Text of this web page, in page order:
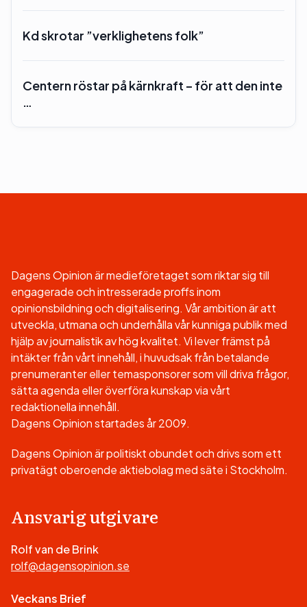
Kd skrotar ”verklighetens folk”
Centern röstar på kärnkraft – för att den inte
…
Dagens Opinion är medieföretaget som riktar sig till
engagerade och intresserade proffs inom
opinionsbildning och digitalisering. Vår ambition är att
utveckla, utmana och underhålla vår kunniga publik med
hjälp av journalistik av hög kvalitet. Vi lever främst på
intäkter från vårt innehåll, i huvudsak från betalande
prenumeranter eller temasponsorer som vill driva frågor,
sätta agenda eller överföra kunskap via vårt
redaktionella innehåll.
Dagens Opinion startades år 2009.
Dagens Opinion är politiskt obundet och drivs som ett
privatägt oberoende aktiebolag med säte i Stockholm.
Ansvarig utgivare
Rolf van de Brink
rolf@dagensopinion.se
Veckans Brief